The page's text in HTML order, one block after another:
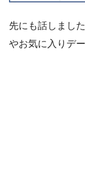
先にも話しまし
やお気に入りデ